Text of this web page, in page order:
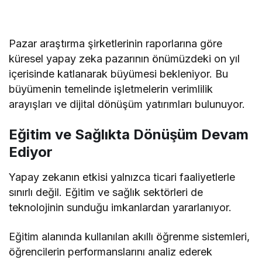
Pazar araştırma şirketlerinin raporlarına göre
küresel yapay zeka pazarının önümüzdeki on yıl
içerisinde katlanarak büyümesi bekleniyor. Bu
büyümenin temelinde işletmelerin verimlilik
arayışları ve dijital dönüşüm yatırımları bulunuyor.
Eğitim ve Sağlıkta Dönüşüm Devam
Ediyor
Yapay zekanın etkisi yalnızca ticari faaliyetlerle
sınırlı değil. Eğitim ve sağlık sektörleri de
teknolojinin sunduğu imkanlardan yararlanıyor.
Eğitim alanında kullanılan akıllı öğrenme sistemleri,
öğrencilerin performanslarını analiz ederek